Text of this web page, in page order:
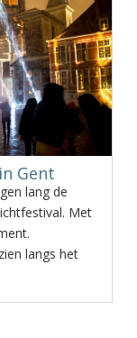
Gent
lang de
Met
langs het